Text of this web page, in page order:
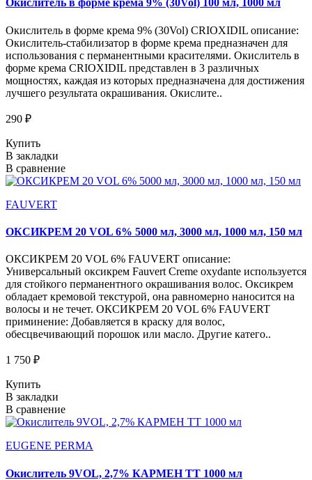
Окислитель в форме крема 9% (30Vol) 100 мл, 1000 мл
Окислитель в форме крема 9% (30Vol) CRIOXIDIL описание:
Окислитель-стабилизатор в форме крема предназначен для
использования с перманентными красителями. Окислитель в
форме крема CRIOXIDIL представлен в 3 различных
мощностях, каждая из которых предназначена для достижения
лучшего результата окрашивания. Окислите..
290 ₽
Купить
В закладки
В сравнение
FAUVERT
ОКСИКРЕМ 20 VOL 6% 5000 мл, 3000 мл, 1000 мл, 150 мл
ОКСИКРЕМ 20 VOL 6% FAUVERT описание:
Универсальный оксикрем Fauvert Creme oxydante используется
для стойкого перманентного окрашивания волос. Оксикрем
обладает кремовой текстурой, она равномерно наносится на
волосы и не течет. ОКСИКРЕМ 20 VOL 6% FAUVERT
приминение: Добавляется в краску для волос,
обесцвечивающий порошок или масло. Другие катего..
1 750 ₽
Купить
В закладки
В сравнение
EUGENE PERMA
Окислитель 9VOL, 2,7% КАРМЕН ТТ 1000 мл